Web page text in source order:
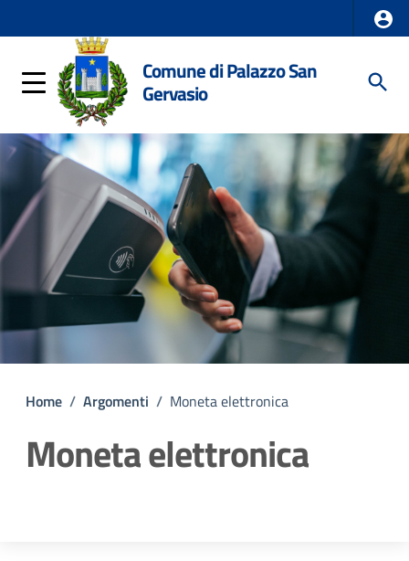
Comune di Palazzo San
Gervasio
Home / Argomenti / Moneta elettronica
Moneta elettronica